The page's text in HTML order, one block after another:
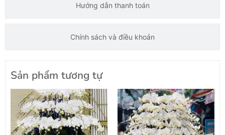
Hướng dẫn thanh toán
Chính sách và điều khoản
Sản phẩm tương tự